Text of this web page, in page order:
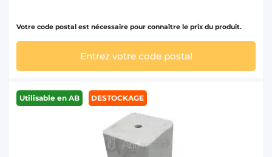
Votre code postal est nécessaire pour connaître le prix du produit.
Entrez votre code postal
Utilisable en AB DESTOCKAGE